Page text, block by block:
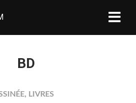
BD
, LIVRES